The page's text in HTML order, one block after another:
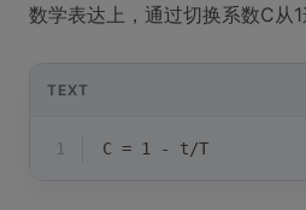
数学表达上，通过切换系数C从
TEXT
1 C = 1 - t/T